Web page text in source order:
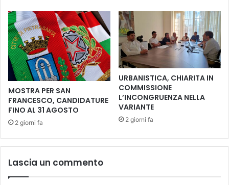
t
i
a
n
i
o
n
d
a
t
r
d
i
n
u
o
v
i
n
v
e
s
t
i
m
e
n
t
MOSTRA PER SAN
FRANCESCO, CANDIDATURE
FINO AL 31 AGOSTO
2 giorni fa
URBANISTICA, CHIARITA IN
COMMISSIONE
L’INCONGRUENZA NELLA
VARIANTE
2 giorni fa
Lascia un commento